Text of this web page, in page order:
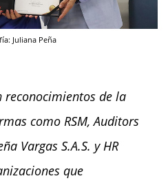
Juliana Peña
reconocimientos de la
como RSM, Auditors
Vargas S.A.S. y HR
que